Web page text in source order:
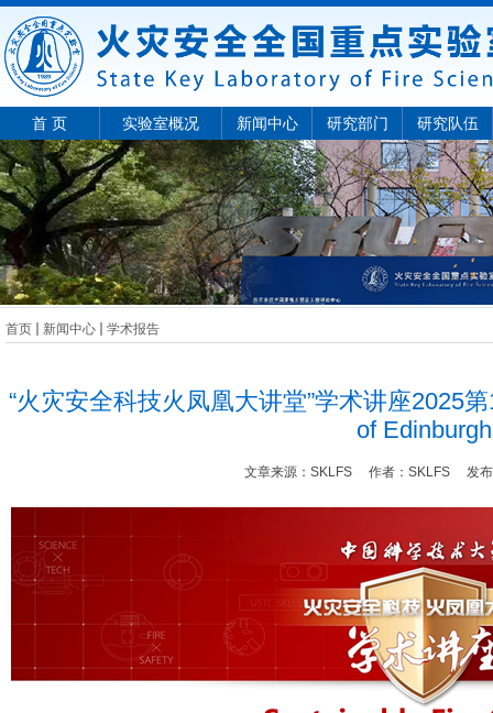
首 页 实验室概况 新闻中心 研究部门 研究队伍
首页 新闻中心 学术报告
“火灾安全科技火凤凰大讲堂”学术讲座2025
of Edinburgh
文章来源： SKLFS 作者： SKLFS 发布